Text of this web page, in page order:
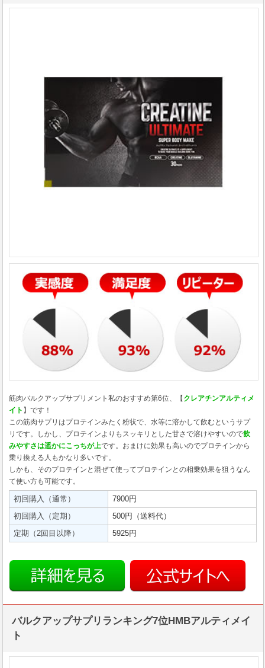
筋肉バルクアップサプリメント私のおすすめ第6位、【 クレアチンアルティメ
イト 】です！
この筋肉サプリはプロテインみたく粉状で、水等に溶かして飲むというサプ
リです。しかし、プロテインよりもスッキリとした甘さで溶けやすいので飲
みやすさは遥かにこっちが上です。おまけに効果も高いのでプロテインから
乗り換える人もかなり多いです。
しかも、そのプロテインと混ぜて使ってプロテインとの相乗効果を狙うなん
て使い方も可能です。
初回購入（通常）
7900円
初回購入（定期）
500円（送料代）
定期（2回目以降）
5925円
バルクアップサプリランキング7位HMBアルティメイ
ト